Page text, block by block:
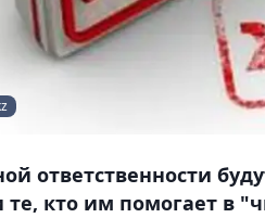
ответственности
те, кто им помогает в